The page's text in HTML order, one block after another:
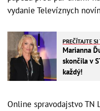
vydanie Televíznych
PREČÍTAJTE SI
Marianna
skončila v
každý!
Online spravodajstvo TN